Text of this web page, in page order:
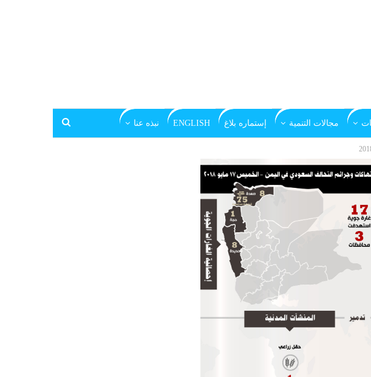
مجالات التنمية إستماره بلاغ ENGLISH نبذه عنا